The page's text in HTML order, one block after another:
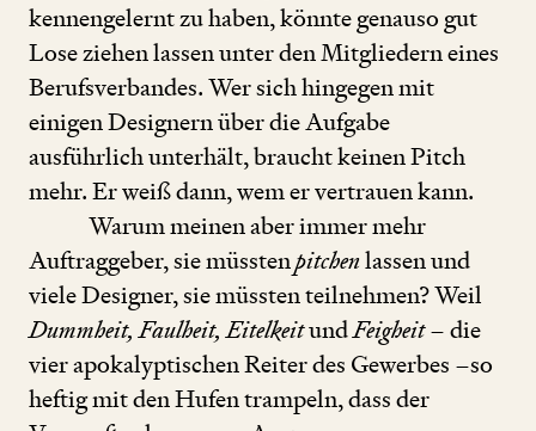
kennengelernt zu haben, könnte genauso gut
Lose ziehen lassen unter den Mitgliedern eines
Berufsverbandes. Wer sich hingegen mit
einigen Designern über die Aufgabe
ausführlich unterhält, braucht keinen Pitch
mehr. Er weiß dann, wem er vertrauen kann.
Warum meinen aber immer mehr
Auftraggeber, sie müsstenpitchenlassen und
viele Designer, sie müssten teilnehmen? Weil
Dummheit, Faulheit, EitelkeitundFeigheit– die
vier apokalyptischen Reiter des Gewerbes –so
heftig mit den Hufen trampeln, dass der